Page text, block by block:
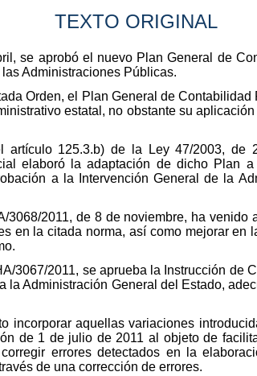
TEXTO ORIGINAL
se aprobó el nuevo Plan General de
Administraciones Públicas.
Orden, el Plan General de
estatal, no obstante su
125.3.b) de la Ley 47/2003, de
elaboró la adaptación de dicho Plan
a la Intervención General de la
3068/2011, de 8 de noviembre, ha
en la citada norma, así como mejorar en
3067/2011, se aprueba la Instrucción de
la Administración General del Estado,
incorporar aquellas variaciones
de 1 de julio de 2011 al objeto de
errores detectados en la
de una corrección de errores.